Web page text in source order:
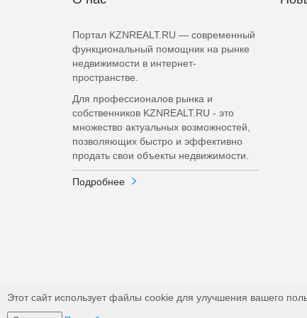
Портал KZNREALT.RU — современный
функциональный помощник на рынке
недвижимости в интернет-
пространстве.
Для профессионалов рынка и
собственников KZNREALT.RU - это
множество актуальных возможностей,
позволяющих быстро и эффективно
продать свои объекты недвижимости.
Подробнее
Этот сайт использует файлы cookie для улучшения вашего